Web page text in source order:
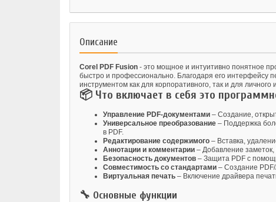
Описание
Corel PDF Fusion - это мощное и интуитивно понятное
быстро и профессионально. Благодаря его интерфейсу
инструментом как для корпоративного, так и для личного
📦 Что включает в себя это
Управление PDF-документами – Создание,
Универсальное преобразование – Поддержка
в PDF.
Редактирование содержимого – Вставка,
Аннотации и комментарии – Добавление
Безопасность документов – Защита PDF с
Совместимость со стандартами – Создание
Виртуальная печать – Включение драйвера
🔧 Основные функции